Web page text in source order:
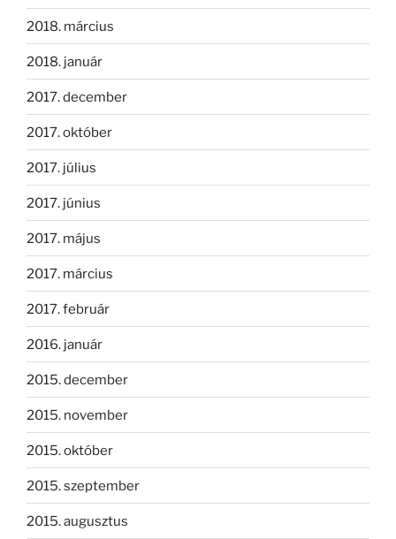
2018. március
2018. január
2017. december
2017. október
2017. július
2017. június
2017. május
2017. március
2017. február
2016. január
2015. december
2015. november
2015. október
2015. szeptember
2015. augusztus